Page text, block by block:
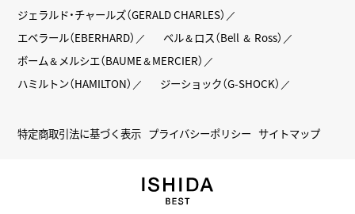
ジェラルド・チャールズ（GERALD CHARLES）
エベラール（EBERHARD）
ベル＆ロス（Bell ＆ Ross）
ボーム＆メルシエ（BAUME＆MERCIER）
ハミルトン（HAMILTON）
ジーショック（G-SHOCK）
特定商取引法に基づく表示 プライバシーポリシー サイトマップ